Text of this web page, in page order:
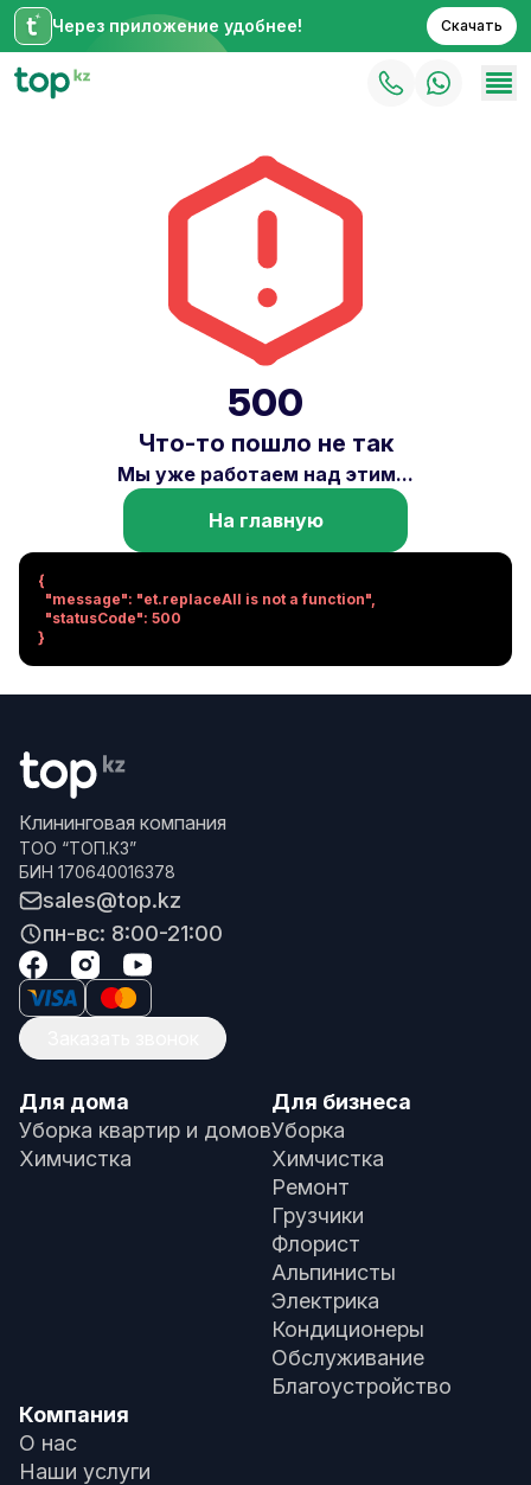
Через приложение удобнее! Скачать
500
Что-то пошло не так
Мы уже работаем над этим...
На главную
{
}
Клининговая компания
ТОО “ТОП.КЗ”
БИН 170640016378
sales@top.kz
пн-вс: 8:00-21:00
Для дома
Уборка квартир и домов
Химчистка
Для бизнеса
Уборка
Химчистка
Ремонт
Грузчики
Флорист
Альпинисты
Электрика
Кондиционеры
Обслуживание
Благоустройство
Компания
О нас
Наши услуги